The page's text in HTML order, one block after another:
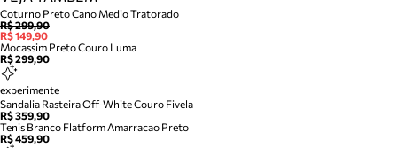
Coturno Preto Cano Medio Tratorado
R$ 299,90
R$ 149,90
Mocassim Preto Couro Luma
R$ 299,90
experimente
Sandalia Rasteira Off-White Couro Fivela
R$ 359,90
Tenis Branco Flatform Amarracao Preto
R$ 459,90